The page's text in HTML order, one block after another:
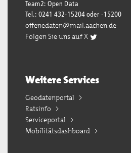
Team2: Open Data
Tel.: 0241 432-15204 oder -15200
offenedaten@mail.aachen.de
Folgen Sie uns auf X
Weitere Services
Geodatenportal
Ratsinfo
Serviceportal
Mobilitätsdashboard